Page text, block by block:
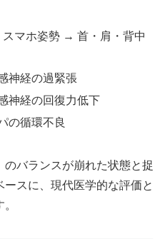
マホ姿勢 → 首・肩・背中
神経の過緊張
神経の回復力低下
の循環不良
バランスが崩れた状態と捉
スに、現代医学的な評価と